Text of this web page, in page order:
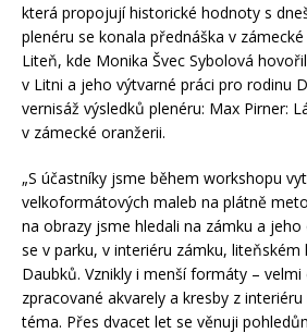
která propojují historické hodnoty s
plenéru se konala přednáška v
Liteň, kde Monika Švec Sybolová
v Litni a jeho výtvarné práci pro rodinu
vernisáž výsledků plenéru: Max Pirner:
v zámecké oranžerii.
„S účastníky jsme během workshopu
velkoformátových maleb na plátně
na obrazy jsme hledali na zámku a
se v parku, v interiéru zámku,
Daubků. Vznikly i menší formáty –
zpracované akvarely a kresby z
téma. Přes dvacet let se věnuji